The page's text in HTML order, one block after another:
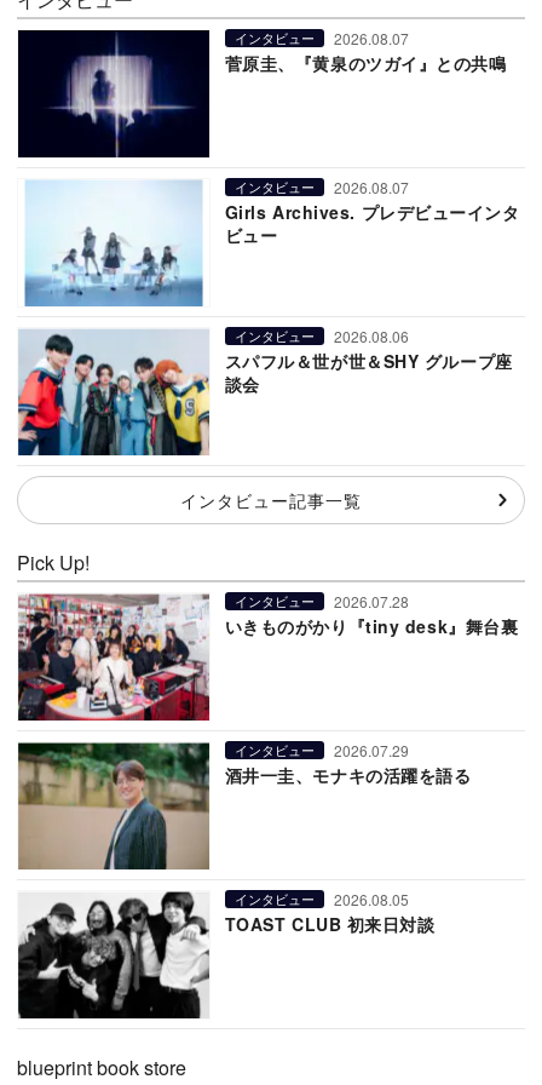
インタビュー 2026.08.07
菅原圭、『黄泉のツガイ』との共鳴
インタビュー 2026.08.07
Girls Archives. プレデビューインタ
ビュー
インタビュー 2026.08.06
スパフル＆世が世＆SHY グループ座
談会
インタビュー記事一覧
Pick Up!
インタビュー 2026.07.28
いきものがかり『tiny desk』舞台裏
インタビュー 2026.07.29
酒井一圭、モナキの活躍を語る
インタビュー 2026.08.05
TOAST CLUB 初来日対談
blueprint book store